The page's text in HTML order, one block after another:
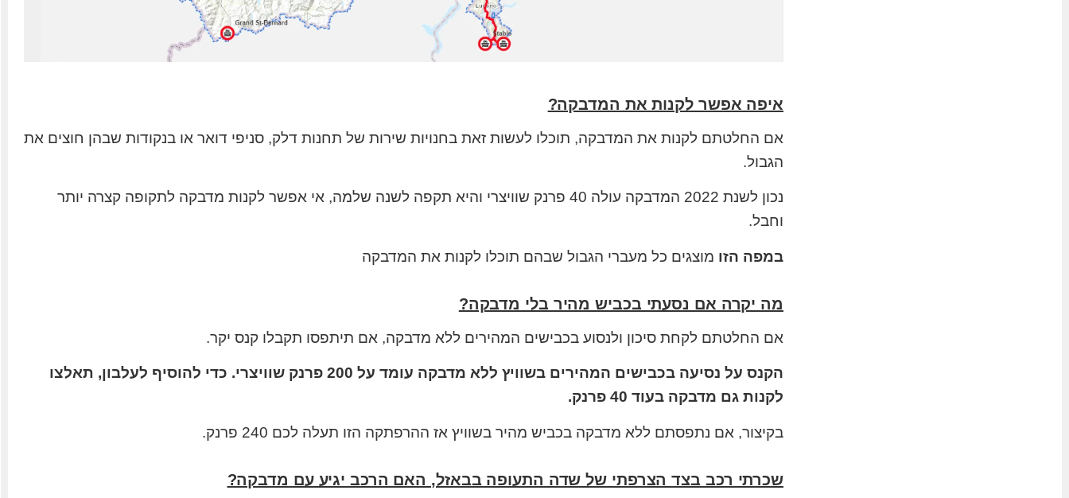
איפה אפשר לקנות את המדבקה?
אם החלטתם לקנות את המדבקה, תוכלו לעשות זאת בחנויות שירות של תחנות דלק, סניפי דואר או בנקודות שבהן חוצים את
הגבול.
נכון לשנת 2022 המדבקה עולה 40 פרנק שוויצרי והיא תקפה לשנה שלמה, אי אפשר לקנות מדבקה לתקופה קצרה יותר
וחבל.
במפה הזו מוצגים כל מעברי הגבול שבהם תוכלו לקנות את המדבקה
מה יקרה אם נסעתי בכביש מהיר בלי מדבקה?
אם החלטתם לקחת סיכון ולנסוע בכבישים המהירים ללא מדבקה, אם תיתפסו תקבלו קנס יקר.
הקנס על נסיעה בכבישים המהירים בשוויץ ללא מדבקה עומד על 200 פרנק שוויצרי. כדי להוסיף לעלבון, תאלצו
לקנות גם מדבקה בעוד 40 פרנק.
בקיצור, אם נתפסתם ללא מדבקה בכביש מהיר בשוויץ אז ההרפתקה הזו תעלה לכם 240 פרנק.
שכרתי רכב בצד הצרפתי של שדה התעופה בבאזל, האם הרכב יגיע עם מדבקה?